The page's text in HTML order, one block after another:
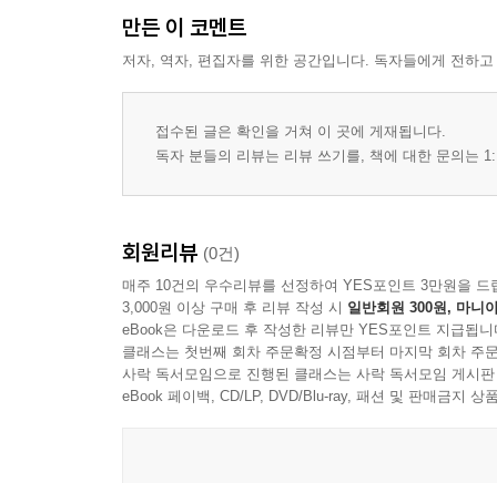
만든 이 코멘트
저자, 역자, 편집자를 위한 공간입니다. 독자들에게 전하
접수된 글은 확인을 거쳐 이 곳에 게재됩니다.
독자 분들의 리뷰는 리뷰 쓰기를, 책에 대한 문의는
회원리뷰 (0건)
매주 10건의 우수리뷰를 선정하여 YES포인트 3만원을 드
3,000원 이상 구매 후 리뷰 작성 시 일반회원 300원, 마니
eBook은 다운로드 후 작성한 리뷰만 YES포인트 지급됩니
클래스는 첫번째 회차 주문확정 시점부터 마지막 회차 주
사락 독서모임으로 진행된 클래스는 사락 독서모임 게시
eBook 페이백, CD/LP, DVD/Blu-ray, 패션 및 판매금지 상